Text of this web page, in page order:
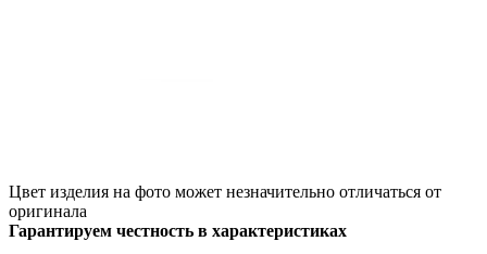
Цвет изделия на фото может незначительно отличаться от
оригинала
Гарантируем честность в характеристиках